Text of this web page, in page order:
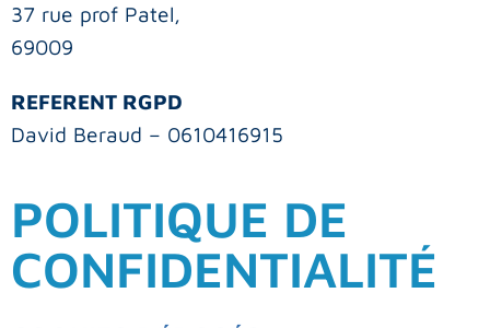
37 rue prof Patel,
69009
REFERENT RGPD
David Beraud – 0610416915
POLITIQUE DE
CONFIDENTIALITÉ